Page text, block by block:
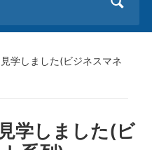
学しました(ビジネスマネ
学しました(ビ